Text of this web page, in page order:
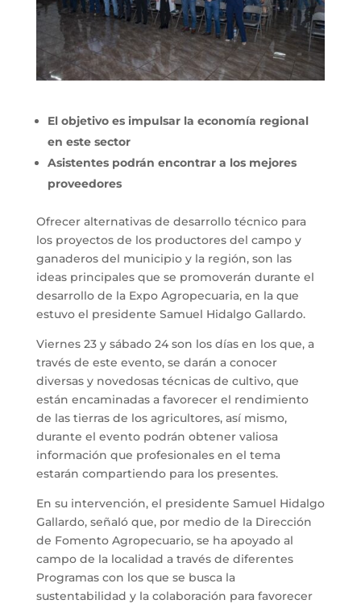
El objetivo es impulsar la economía regional
en este sector
Asistentes podrán encontrar a los mejores
proveedores
Ofrecer alternativas de desarrollo técnico para
los proyectos de los productores del campo y
ganaderos del municipio y la región, son las
ideas principales que se promoverán durante el
desarrollo de la Expo Agropecuaria, en la que
estuvo el presidente Samuel Hidalgo Gallardo.
Viernes 23 y sábado 24 son los días en los que, a
través de este evento, se darán a conocer
diversas y novedosas técnicas de cultivo, que
están encaminadas a favorecer el rendimiento
de las tierras de los agricultores, así mismo,
durante el evento podrán obtener valiosa
información que profesionales en el tema
estarán compartiendo para los presentes.
En su intervención, el presidente Samuel Hidalgo
Gallardo, señaló que, por medio de la Dirección
de Fomento Agropecuario, se ha apoyado al
campo de la localidad a través de diferentes
Programas con los que se busca la
sustentabilidad y la colaboración para favorecer